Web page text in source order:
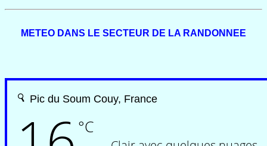
METEO DANS LE SECTEUR DE LA RANDONNEE